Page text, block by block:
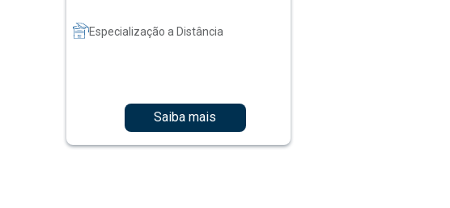
Especialização a Distância
Saiba mais